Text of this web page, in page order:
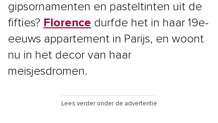
gipsornamenten en pasteltinten uit de
fifties? Florence durfde het in haar 19e-
eeuws appartement in Parijs, en woont
nu in het decor van haar
meisjesdromen.
Lees verder onder de advertentie